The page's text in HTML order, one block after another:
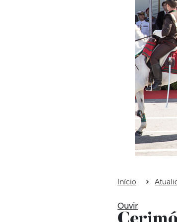
Início
Ouvir